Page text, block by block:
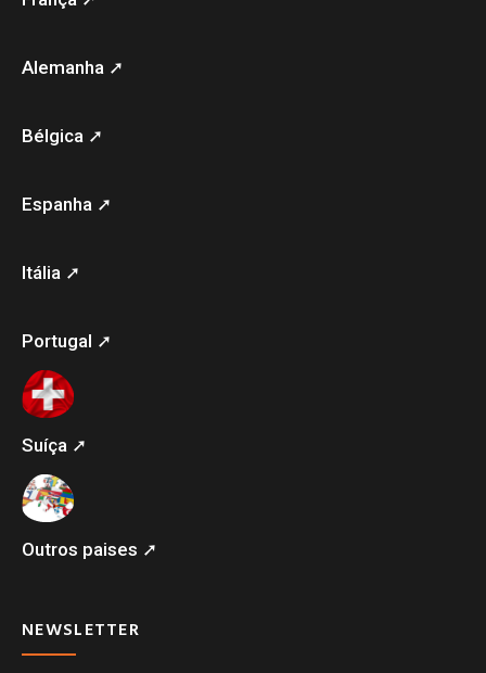
Alemanha ➚
Bélgica ➚
Espanha ➚
Itália ➚
Portugal ➚
Suíça ➚
Outros paises ➚
NEWSLETTER